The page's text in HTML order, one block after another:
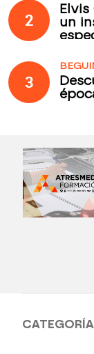
2
Elvis
un
3